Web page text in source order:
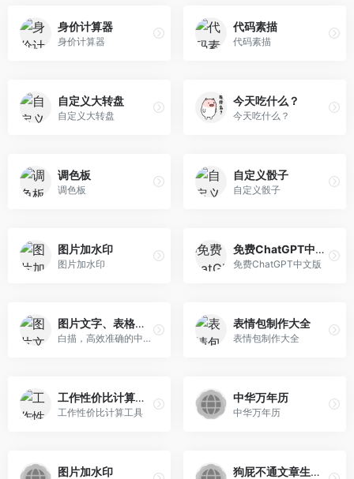
身价计算器
身价计算器
代码素描
代码素描
自定义大转盘
自定义大转盘
今天吃什么？
今天吃什么？
调色板
调色板
自定义骰子
自定义骰子
图片加水印
图片加水印
免费ChatGPT中文版
免费ChatGPT中文版
图片文字、表格提取
白描，高效准确的中文ocr文字识别软件与文件扫描软件，支持简体、繁体、英文、韩语、日语、俄语等多国语言的准确识别，高清晰的文件扫描合成PDF,好用的手机扫描仪，可以表格识别、图片转Excel，可以图片文字翻译，拍照翻译，包含iOS版，安卓版，小程序版，网页版，网页版可直接在电脑/PC/Mac上使用。
表情包制作大全
表情包制作大全
工作性价比计算工具
工作性价比计算工具
中华万年历
中华万年历
图片加水印 狗屁不通文章生成器